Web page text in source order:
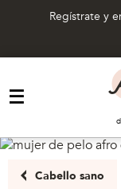
Saltar al
Regístrate y
Cabello sano